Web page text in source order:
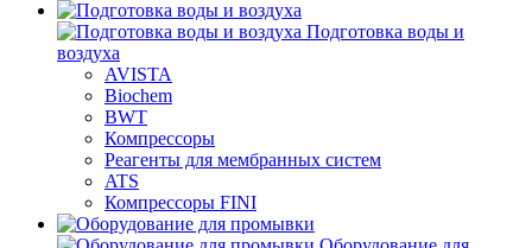
Подготовка воды и
воздуха
AVISTA
Biochem
BWT
Компрессоры
Реагенты для мембранных систем
ATS
Компрессоры FINI